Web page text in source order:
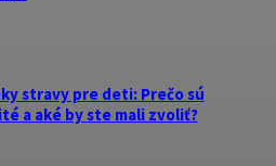
stravy pre deti: Prečo sú
a aké by ste mali zvoliť?